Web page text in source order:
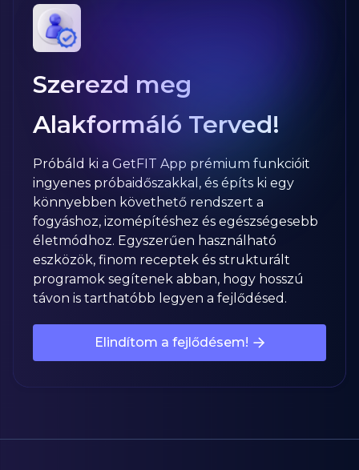
Szerezd meg
Alakformáló Terved!
Próbáld ki a GetFIT App prémium funkcióit
ingyenes próbaidőszakkal, és építs ki egy
könnyebben követhető rendszert a
fogyáshoz, izomépítéshez és egészségesebb
életmódhoz. Egyszerűen használható
eszközök, finom receptek és strukturált
programok segítenek abban, hogy hosszú
távon is tarthatóbb legyen a fejlődésed.
Elindítom a fejlődésem!